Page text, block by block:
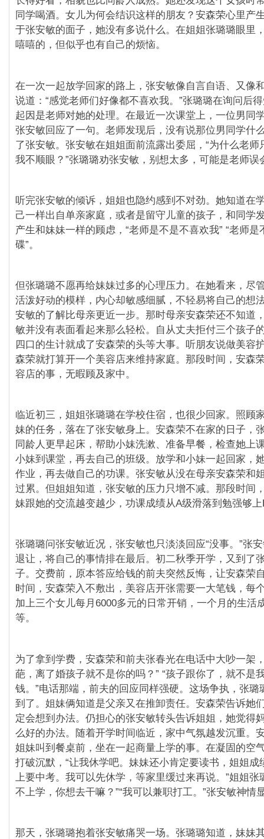
同学喝酒。女儿为何会结识这样的朋友？安森荣心里产
于张安敏的面子，她没有多说什么。在姐姐张璐璐眼里
嘻嘻的，但似乎也有自己的烦恼。
在一次一起放学回家的路上，张安敏像自言自语、又像
说道：“感觉老师们好像都不喜欢我。”张璐璐在询问后
起因是老师对她的处理。在最近一次课堂上，一位男同
张安敏回应了一句。老师发现后，没有说那位男同学什
了张安敏。张安敏在姐姐面前流露出委屈，“为什么老师
我不顺眼？”张璐璐劝张安敏，别想太多，可能是老师误
听完张安敏的倾诉，姐姐也隐约感到不对劲。她知道在
己一样出自单亲家庭，或者是留守儿童的孩子，和同学
产生和妹妹一样的顾虑，“老师是不是不喜欢我” “老师是
碟”。
但张璐璐不愿再给妹妹过多的心理压力。在她看来，尽
活泼好动的模样，内心却敏感细腻，不轻易将自己的想
安敏的了解比母亲更近一步。那时母亲安森荣还不知道
敏并没有表面看起来那么轻松。自从丈夫拒付三个孩子
四口的生计就成了安森荣的头等大事。听朋友说做美容
森荣就打算开一个美容店来维持家庭。那段时间，安森
容店的事，无暇顾及家中。
临近初三，姐姐张璐璐在学校住宿，也很少回家。照顾
妹的任务，落在了张安敏身上。安森荣不在家的日子，
同龄人更早起床，帮助小妹洗漱、准备早餐，检查她上
小妹到课堂，再去自己的班级。放学和小妹一起回家，
作业，再去做自己的功课。张安敏从没在母亲安森荣和
过累。但姐姐知道，张安敏的压力只增不减。那段时间
妹跟她的交流越变越少，功课成绩从A级滑落到勉强够
张璐璐问张安敏近况，张安敏也只淡淡回应“没事。”张
退让，将自己的事情排在最后。初二秋季开学，又到了
子。交费前，原本答应给钱的前夫突然反悔，让安森荣
时间，安森荣入不敷出，美容店开张需要一大笔钱，每
加上三个女儿每月6000多元的日常开销，一个月的生活
等。
为了拿到学费，安森荣和前夫张春光在电话中大吵一架
葩，离了婚孩子就不是你的吗？” “孩子跟你了，就不是
钱。”电话那端，前夫的回应同样强硬。这场争执，张璐
到了。姐妹俩知道是父亲又在推卸责任。安森荣告诉她
定会想到办法。仍担心的张安敏转头告诉姐姐，她觉得
么好的办法。随着开学时间临近，家中气氛越发沉重。
姐妹叫到餐桌前，坐在一起商量上学的事。在凝固的空
打破沉默，“让我休学吧。妹妹还小肯定要读书，姐姐成
上要中考。我可以先休学，等家里缓过来再说。”姐姐张
不上学，你想去干嘛？”“我可以兼职打工。”张安敏神情
那天，张璐璐抱着张安敏痛哭一场。张璐璐知道，妹妹